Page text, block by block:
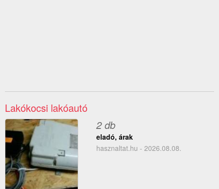
Lakókocsi lakóautó
2 db
eladó, árak
hasznaltat.hu - 2026.08.08.